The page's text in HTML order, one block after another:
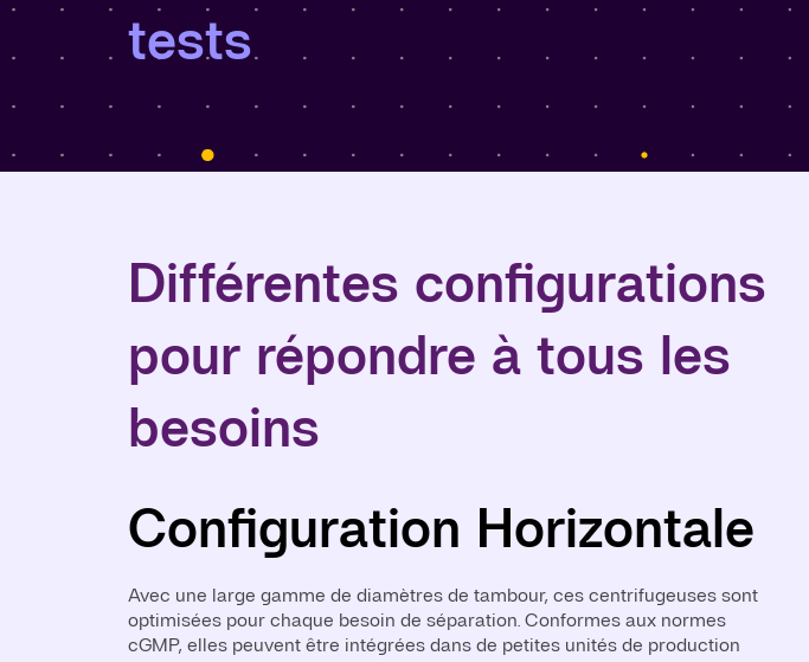
tests
Différentes configurations
pour répondre à tous les
besoins
Configuration Horizontale
Avec une large gamme de diamètres de tambour, ces centrifugeuses sont
optimisées pour chaque besoin de séparation. Conformes aux normes
cGMP, elles peuvent être intégrées dans de petites unités de production
Configuration Verticale
Grâce à leur conception compacte et mobile, ces centrifugeuses sont
idéales pour les laboratoires et les centres de recherche. Conçues pour
répondre aux exigences cGMP, elles peuvent être intégrées dans un